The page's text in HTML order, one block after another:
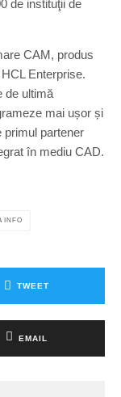
de instituţii de
CAM, produs
Enterprise.
de ultimă
mai ușor și
primul partener
în mediu CAD.
INFO
TWEET
EMAIL